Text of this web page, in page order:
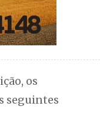
os
seguintes